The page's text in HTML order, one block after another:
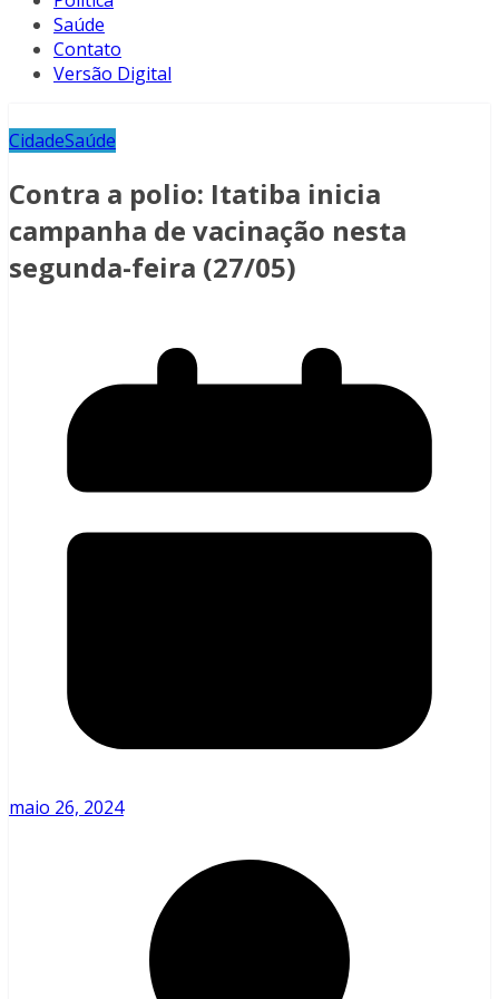
Saúde
Contato
Versão Digital
CidadeSaúde
Contra a polio: Itatiba inicia
campanha de vacinação nesta
segunda-feira (27/05)
maio 26, 2024